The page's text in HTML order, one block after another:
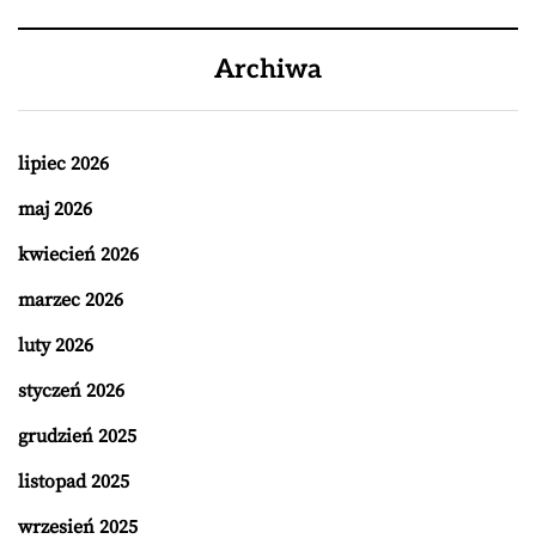
Archiwa
lipiec 2026
maj 2026
kwiecień 2026
marzec 2026
luty 2026
styczeń 2026
grudzień 2025
listopad 2025
wrzesień 2025